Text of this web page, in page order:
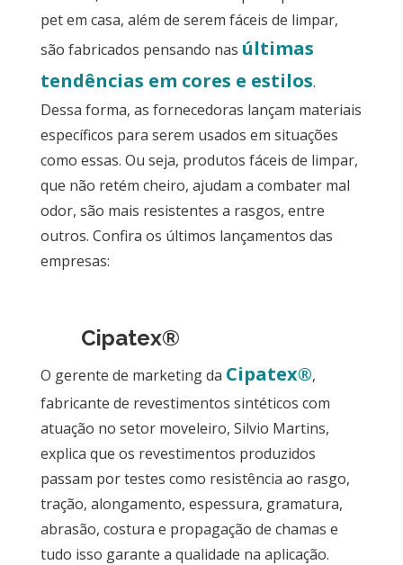
pet em casa, além de serem fáceis de limpar,
são fabricados pensando nas últimas
tendências em cores e estilos.
Dessa forma, as fornecedoras lançam materiais
específicos para serem usados em situações
como essas. Ou seja, produtos fáceis de limpar,
que não retém cheiro, ajudam a combater mal
odor, são mais resistentes a rasgos, entre
outros. Confira os últimos lançamentos das
empresas:
Cipatex®
O gerente de marketing da Cipatex®,
fabricante de revestimentos sintéticos com
atuação no setor moveleiro, Silvio Martins,
explica que os revestimentos produzidos
passam por testes como resistência ao rasgo,
tração, alongamento, espessura, gramatura,
abrasão, costura e propagação de chamas e
tudo isso garante a qualidade na aplicação.